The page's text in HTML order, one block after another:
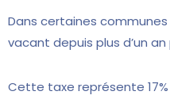
Dans certaines
vacant depuis plus d’un
Cette taxe représente